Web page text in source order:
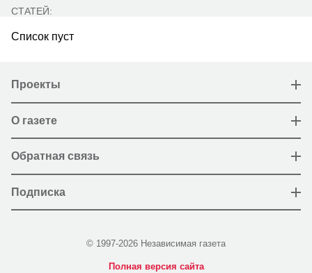
СТАТЕЙ:
Список пуст
Проекты
О газете
Обратная связь
Подписка
© 1997-2026 Независимая газета
Полная версия сайта